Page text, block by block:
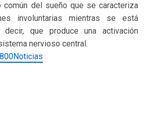
común del sueño que se caracteriza
involuntarias mientras se está
que produce una activación
nervioso central.
800Noticias